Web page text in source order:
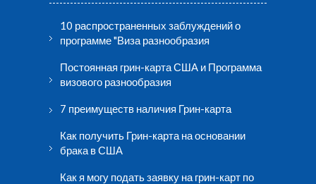
10 распространенных заблуждений о
программе "Виза разнообразия
Постоянная грин-карта США и Программа
визового разнообразия
7 преимуществ наличия Грин-карта
Как получить Грин-карта на основании
брака в США
Как я могу подать заявку на грин-карт по